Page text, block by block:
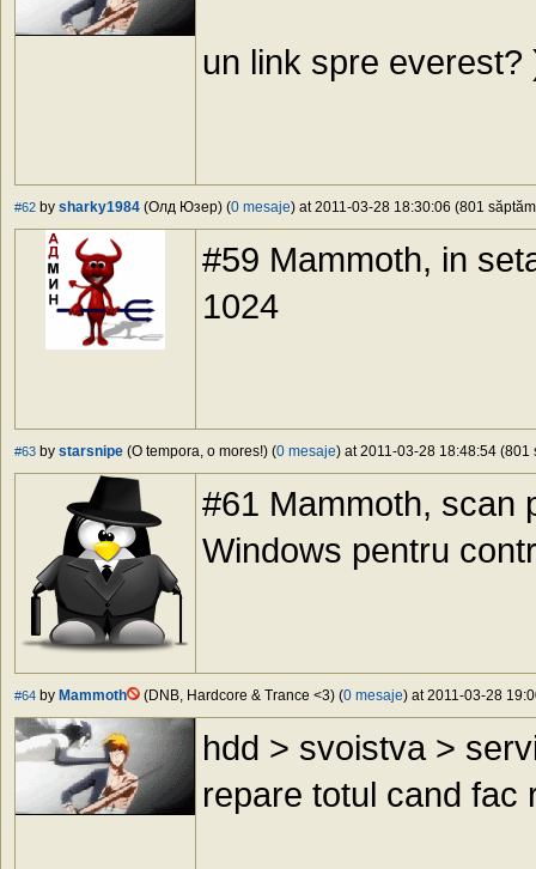
un link spre everest?
#62 by sharky1984 (Олд Юзер) (0 mesaje) at 2011-03-28 18:30:06 (801
#59 Mammoth, in
1024
#63 by starsnipe (O tempora, o mores!) (0 mesaje) at 2011-03-28 18:48:54 (801
#61 Mammoth, scan
Windows pentru
#64 by Mammoth (DNB, Hardcore & Trance <3) (0 mesaje) at 2011-03-28
hdd > svoistva >
repare totul cand fac